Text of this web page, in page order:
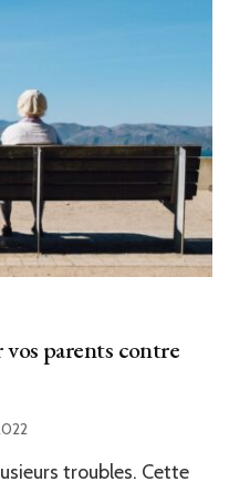
parents contre
troubles. Cette